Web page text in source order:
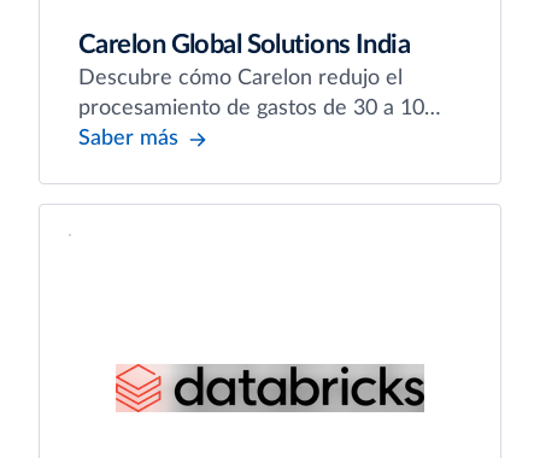
Carelon Global Solutions India
Descubre cómo Carelon redujo el
procesamiento de gastos de 30 a 10
días y mejoró el cumplimiento de viajes
Saber más